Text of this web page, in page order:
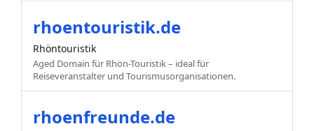
rhoentouristik.de
Rhöntouristik
Aged Domain für Rhön-Touristik – ideal für
Reiseveranstalter und Tourismusorganisationen.
rhoenfreunde.de